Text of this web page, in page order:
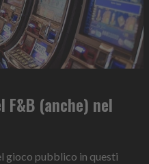
(anche) nel
gioco pubblico in questi